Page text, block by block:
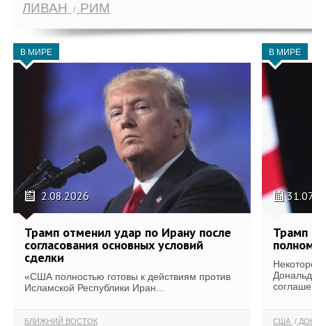
ЛИВАН РИМ
В МИРЕ
2.08.2026
Трамп отменил удар по Ирану после
согласования основных условий
сделки
«США полностью готовы к действиям против
Исламской Республики Иран...
БЛИЖНИЙ ВОСТОК
В МИРЕ
Трамп
США